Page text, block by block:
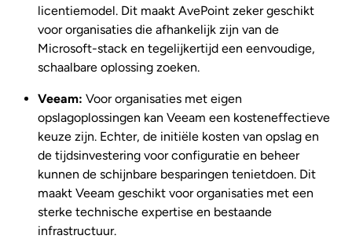
licentiemodel. Dit maakt AvePoint zeker geschikt
voor organisaties die afhankelijk zijn van de
Microsoft-stack en tegelijkertijd een eenvoudige,
schaalbare oplossing zoeken.
Veeam: Voor organisaties met eigen
opslagoplossingen kan Veeam een kosteneffectieve
keuze zijn. Echter, de initiële kosten van opslag en
de tijdsinvestering voor configuratie en beheer
kunnen de schijnbare besparingen tenietdoen. Dit
maakt Veeam geschikt voor organisaties met een
sterke technische expertise en bestaande
infrastructuur.